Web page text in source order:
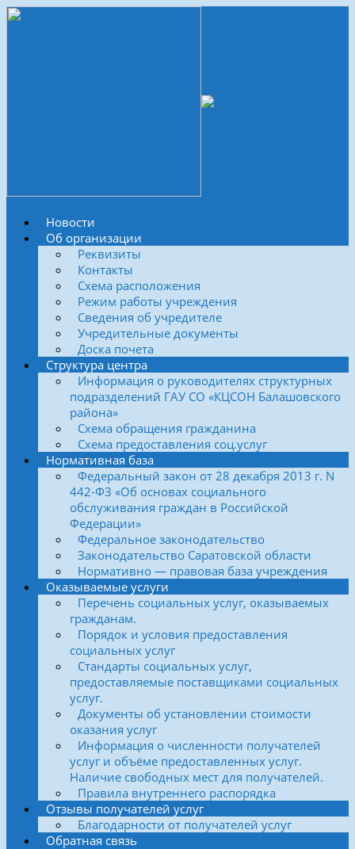
Новости
Об организации
Реквизиты
Контакты
Схема расположения
Режим работы учреждения
Сведения об учредителе
Учредительные документы
Доска почета
Структура центра
Информация о руководителях структурных
подразделений ГАУ СО «КЦСОН Балашовского
района»
Схема обращения гражданина
Схема предоставления соц.услуг
Нормативная база
Федеральный закон от 28 декабря 2013 г. N
442-ФЗ «Об основах социального
обслуживания граждан в Российской
Федерации»
Федеральное законодательство
Законодательство Саратовской области
Нормативно — правовая база учреждения
Оказываемые услуги
Перечень социальных услуг, оказываемых
гражданам.
Порядок и условия предоставления
социальных услуг
Стандарты социальных услуг,
предоставляемые поставщиками социальных
услуг.
Документы об установлении стоимости
оказания услуг
Информация о численности получателей
услуг и объёме предоставленных услуг.
Наличие свободных мест для получателей.
Правила внутреннего распорядка
Отзывы получателей услуг
Благодарности от получателей услуг
Обратная связь